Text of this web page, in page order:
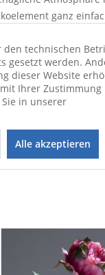
ganz
den technischen
gesetzt werden.
dieser Website
Ihrer Zustimmung
in unserer
Alle akzeptieren